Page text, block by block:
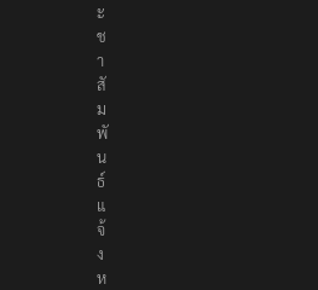
ะ
ช
า
สั
ม
พั
น
ธ์
แ
จ้
ง
ห